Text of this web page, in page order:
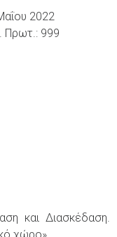
2022
Πρωτ.: 999
και Διασκέδαση.
χώρο»